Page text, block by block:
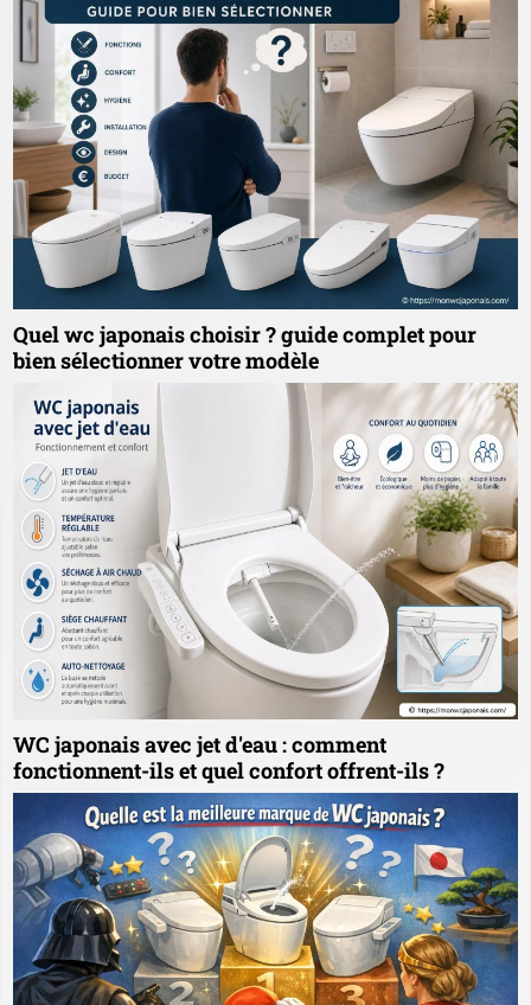
Quel wc japonais choisir ? guide complet pour
bien sélectionner votre modèle
WC japonais avec jet d'eau : comment
fonctionnent-ils et quel confort offrent-ils ?